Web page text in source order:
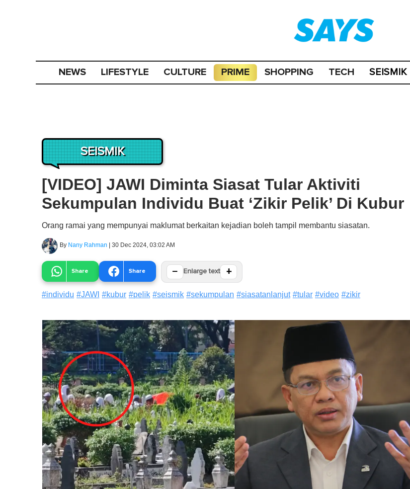
NEWS LIFESTYLE CULTURE PRIME SHOPPING TECH SEISMIK
SEISMIK
[VIDEO] JAWI Diminta Siasat Tular Aktiviti
Sekumpulan Individu Buat ‘Zikir Pelik’ Di Kubur
Orang ramai yang mempunyai maklumat berkaitan kejadian boleh tampil membantu siasatan.
By Nany Rahman | 30 Dec 2024, 03:02 AM
Share Share − Enlarge text +
#individu #JAWI #kubur #pelik #seismik #sekumpulan #siasatanlanjut #tular #video #zikir